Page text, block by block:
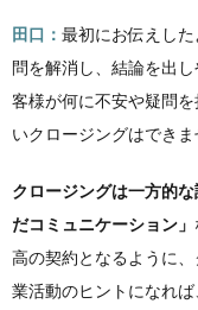
田口： 最初にお伝えし
問を解消し、結論を出
客様が何に不安や疑問
いクロージングはできま
クロージングは一方的
だコミュニケーション」
高の契約となるように
業活動のヒントになれば